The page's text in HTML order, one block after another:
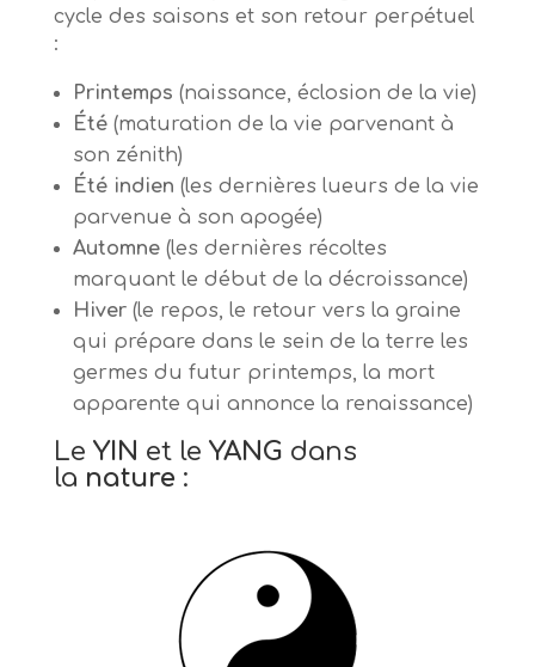
cycle des saisons et son retour perpétuel
:
Printemps (naissance, éclosion de la vie)
Été (maturation de la vie parvenant à
son zénith)
Été indien (les dernières lueurs de la vie
parvenue à son apogée)
Automne (les dernières récoltes
marquant le début de la décroissance)
Hiver (le repos, le retour vers la graine
qui prépare dans le sein de la terre les
germes du futur printemps, la mort
apparente qui annonce la renaissance)
Le YIN et le YANG dans
la nature :